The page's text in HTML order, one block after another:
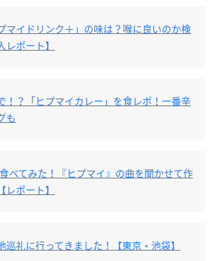
マイドリンク＋」の味は？喉に良いのか検
ポート】
！？「ヒプマイカレー」を食レポ！一番辛
も
べてみた！『ヒプマイ』の曲を聞かせて作
ポート】
巡礼に行ってきました！【東京・池袋】